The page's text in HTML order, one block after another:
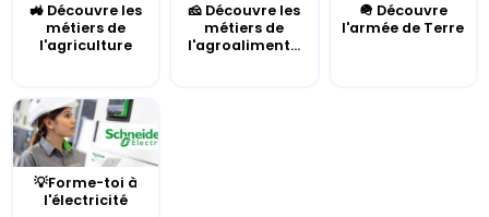
🚜 Découvre les
métiers de
l'agriculture
🧀 Découvre les
métiers de
l'agroaliment...
🪖 Découvre
l'armée de Terre
💡Forme-toi à
l'électricité